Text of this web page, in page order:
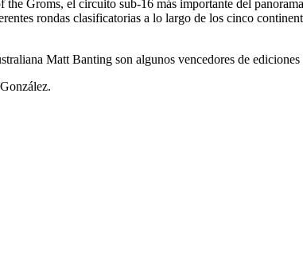
Groms, el circuito sub-16 más importante del
rondas clasificatorias a lo largo de los cinco
Matt Banting son algunos vencedores de